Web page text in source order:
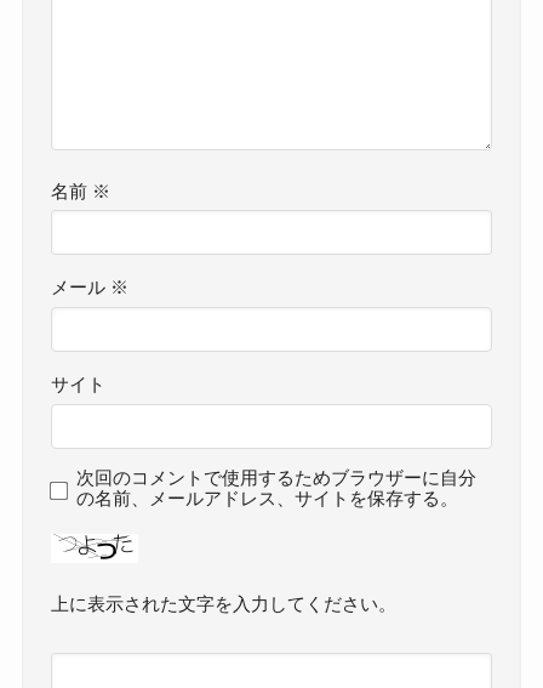
名前 ※
メール ※
サイト
次回のコメントで使用するためブラウザーに自分
の名前、メールアドレス、サイトを保存する。
上に表示された文字を入力してください。